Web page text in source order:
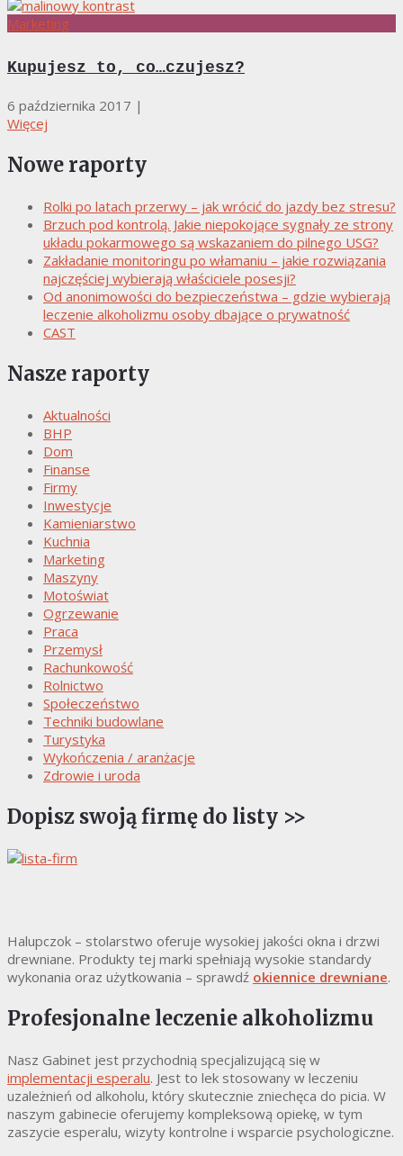
Marketing
Kupujesz to, co…czujesz?
6 października 2017 |
Więcej
Nowe raporty
Rolki po latach przerwy – jak wrócić do jazdy bez stresu?
Brzuch pod kontrolą. Jakie niepokojące sygnały ze strony
układu pokarmowego są wskazaniem do pilnego USG?
Zakładanie monitoringu po włamaniu – jakie rozwiązania
najczęściej wybierają właściciele posesji?
Od anonimowości do bezpieczeństwa – gdzie wybierają
leczenie alkoholizmu osoby dbające o prywatność
CAST
Nasze raporty
Aktualności
BHP
Dom
Finanse
Firmy
Inwestycje
Kamieniarstwo
Kuchnia
Marketing
Maszyny
Motoświat
Ogrzewanie
Praca
Przemysł
Rachunkowość
Rolnictwo
Społeczeństwo
Techniki budowlane
Turystyka
Wykończenia / aranżacje
Zdrowie i uroda
Dopisz swoją firmę do listy >>
Halupczok – stolarstwo oferuje wysokiej jakości okna i drzwi
drewniane. Produkty tej marki spełniają wysokie standardy
wykonania oraz użytkowania – sprawdź okiennice drewniane.
Profesjonalne leczenie alkoholizmu
Nasz Gabinet jest przychodnią specjalizującą się w
implementacji esperalu. Jest to lek stosowany w leczeniu
uzależnień od alkoholu, który skutecznie zniechęca do picia. W
naszym gabinecie oferujemy kompleksową opiekę, w tym
zaszycie esperalu, wizyty kontrolne i wsparcie psychologiczne.